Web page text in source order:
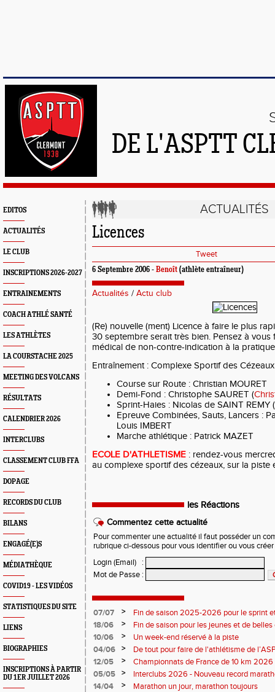
DE L'ASPTT
EDITOS
ACTUALITÉS
LE CLUB
INSCRIPTIONS 2026-2027
ENTRAINEMENTS
COACH ATHLÉ SANTÉ
LES ATHLÈTES
LA COURSTACHE 2025
MEETING DES VOLCANS
RÉSULTATS
CALENDRIER 2026
INTERCLUBS
CLASSEMENT CLUB FFA
DOPAGE
RECORDS DU CLUB
BILANS
ENGAGÉ(E)S
MÉDIATHÈQUE
COVID19 - LES VIDÉOS
STATISTIQUES DU SITE
LIENS
BIOGRAPHIES
INSCRIPTIONS À PARTIR
DU 1ER JUILLET 2026
ACTUALITÉS
Licences
Tweet
6 Septembre 2006 - Benoît (athlète entraîneur)
Actualités / Actu club
(Re) nouvelle (ment) Licence à faire le plus
30 septembre serait très bien. Pensez à vous
médical de non-contre-indication à la
Entraînement : Complexe Sportif des Cézeaux
Course sur Route : Christian MOURET
Demi-Fond : Christophe SAURET (
Sprint-Haies : Nicolas de SAINT REMY (
Epreuve Combinées, Sauts, Lancers :
Louis IMBERT
Marche athlétique : Patrick MAZET
ECOLE D'ATHLETISME : rendez-vous
au complexe sportif des cézeaux, sur la piste
les Réactions
Commentez cette actualité
Pour commenter une actualité il faut posséder un
rubrique ci-dessous pour vous identifier ou vous
Login (Email)
:
Mot de Passe :
07/07 >
Fin de saison 2025-2026 pour le sprint
18/06
>
Fin de saison pour les jeunes et de
10/06
>
Un week-end réservé à la piste
04/06
>
De tout pour faire de l'athlétisme de
monde souriant
12/05 >
Championnats de France de 10 km
Soirées piste
05/05 >
Interclubs 2026 - Nouveau record
résultats
14/04 >
Marathon un jour, marathon toujours